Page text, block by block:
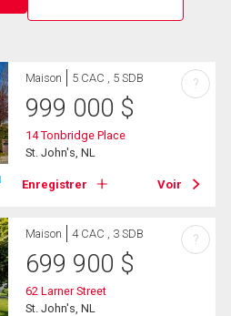
Maison 5 CAC , 5 SDB
999 000 $
14 Tonbridge Place
St. John's, NL
Enregistrer Voir
?
Maison 4 CAC , 3 SDB
699 900 $
62 Larner Street
St. John's, NL
?